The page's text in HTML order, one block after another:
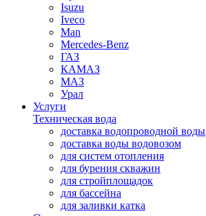
Isuzu
Iveco
Man
Mercedes-Benz
ГАЗ
КАМАЗ
МАЗ
Урал
Услуги
Техническая вода
доставка водопроводной воды
доставка воды водовозом
для систем отопления
для бурения скважин
для стройплощадок
для бассейна
для заливки катка